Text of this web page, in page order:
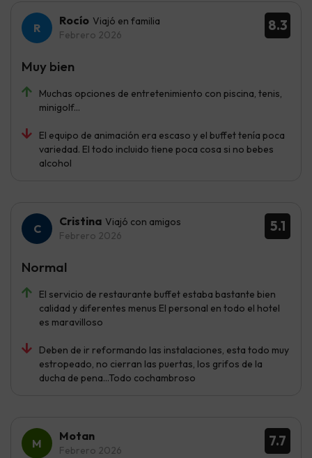
8.3
Rocío Viajó en familia
Febrero 2026
Muchas opciones de entretenimiento con piscina, tenis,
minigolf...
El equipo de animación era escaso y el buffet tenía poca
variedad. El todo incluido tiene poca cosa si no bebes
alcohol
Muy bien
5.1
Cristina Viajó con amigos
Febrero 2026
El servicio de restaurante buffet estaba bastante bien
calidad y diferentes menus El personal en todo el hotel
es maravilloso
Deben de ir reformando las instalaciones, esta todo muy
estropeado, no cierran las puertas, los grifos de la
ducha de pena...Todo cochambroso
Normal
7.7
Motan
Febrero 2026